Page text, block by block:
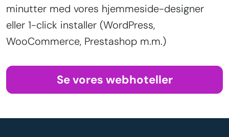
minutter med vores hjemmeside-designer
eller 1-click installer (WordPress,
WooCommerce, Prestashop m.m.)
Se vores webhoteller